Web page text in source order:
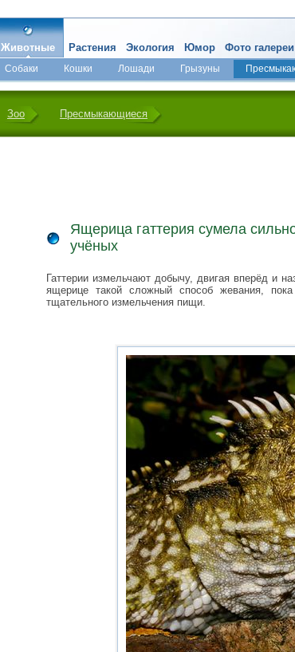
Животные
Собаки Кошки Лошади Грызуны
Растения Экология Юмор Фото галереи
Зоо Пресмыкающиеся
Ящерица гаттерия сумела
учёных
Гаттерии измельчают добычу, двигая вперёд и
ящерице такой сложный способ жевания,
тщательного измельчения пищи.